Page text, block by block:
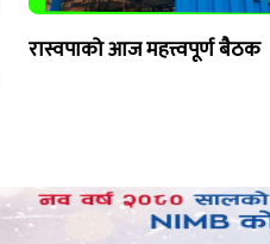
रास्वपाको आज महत्त्वपूर्ण बैठक